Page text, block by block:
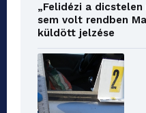
„Felidézi a
sem volt rendben
küldött jelzése